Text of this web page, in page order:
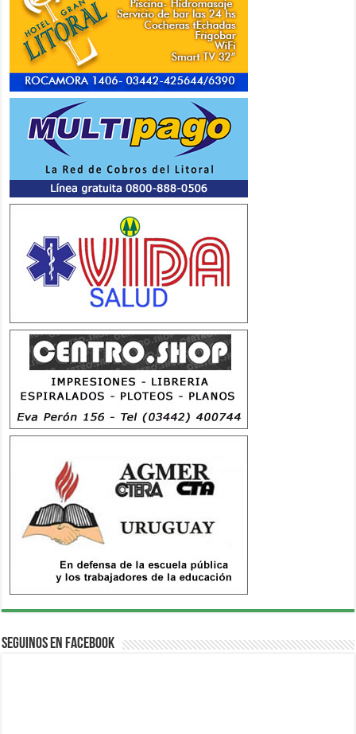
Seguinos en Facebook